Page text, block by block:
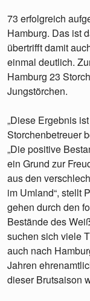
73 erfolgreich
Hamburg. Das ist
übertrifft damit
einmal deutlich.
Hamburg 23
Jungstörchen.
„Diese Ergebnis
Storchenbetreuer
„Die positive
ein Grund zur
aus den
im Umland“, stellt
gehen durch den
Bestände des
suchen sich viele
auch nach
Jahren
dieser Brutsaison